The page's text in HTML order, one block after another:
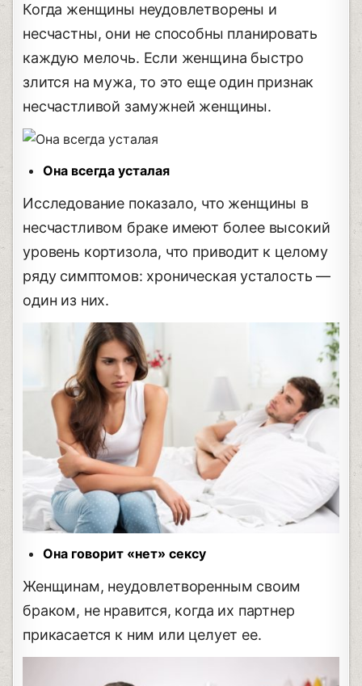
Когда женщины неудовлетворены и
несчастны, они не способны планировать
каждую мелочь. Если женщина быстро
злится на мужа, то это еще один признак
несчастливой замужней женщины.
Она всегда усталая
Исследование показало, что женщины в
несчастливом браке имеют более высокий
уровень кортизола, что приводит к целому
ряду симптомов: хроническая усталость —
один из них.
Она говорит «нет» сексу
Женщинам, неудовлетворенным своим
браком, не нравится, когда их партнер
прикасается к ним или целует ее.